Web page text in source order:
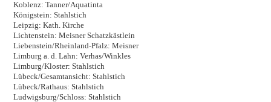
Koblenz: Tanner/Aquatinta
Königstein: Stahlstich
Leipzig: Kath. Kirche
Lichtenstein: Meisner Schatzkästlein
Liebenstein/Rheinland-Pfalz: Meisner
Limburg a. d. Lahn: Verhas/Winkles
Limburg/Kloster: Stahlstich
Lübeck/Gesamtansicht: Stahlstich
Lübeck/Rathaus: Stahlstich
Ludwigsburg/Schloss: Stahlstich